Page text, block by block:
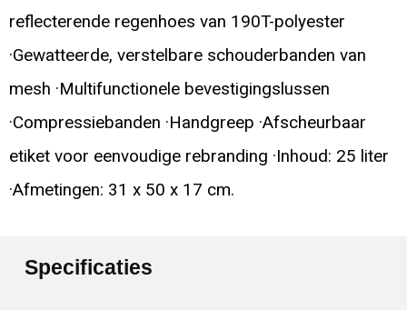
reflecterende regenhoes van 190T-polyester
·Gewatteerde, verstelbare schouderbanden van
mesh ·Multifunctionele bevestigingslussen
·Compressiebanden ·Handgreep ·Afscheurbaar
etiket voor eenvoudige rebranding ·Inhoud: 25 liter
·Afmetingen: 31 x 50 x 17 cm.
Specificaties